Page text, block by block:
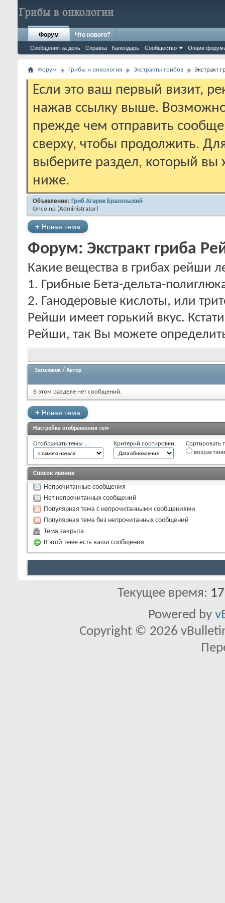
Форум
Сообщения за день Справка Календарь Сообщество Опции
Что нового?
Форум Грибы и онкология Экстракты грибов Экстракт
Если это ваш первый визит,
нажав ссылку выше.
прежде чем отправить
сверху, чтобы продолжить.
выберите раздел, который вы
ниже.
Объявление: Гриб Агарик Бразильский
Onco no ‎(Administrator)
+ Новая тема
Форум: Экстракт гриба
Какие вещества в грибах рейши
1. Грибные Бета-дельта-
2. Ганодеровые кислоты, или
Рейши имеет горький вкус.
Рейши, так Вы можете
Заголовок / Автор
В этом разделе нет сообщений.
+ Новая тема
Настройка отображения тем
Отображать темы ... Критерий сортировки:
Сортировать
Список иконок
Непрочитанные сообщения
Нет непрочитанных сообщений
Популярная тема с непрочитанными сообщениями
Популярная тема без непрочитанных сообщений
Тема закрыта
В этой теме есть ваши сообщения
Текущее время:
Powered by
Copyright © 2026